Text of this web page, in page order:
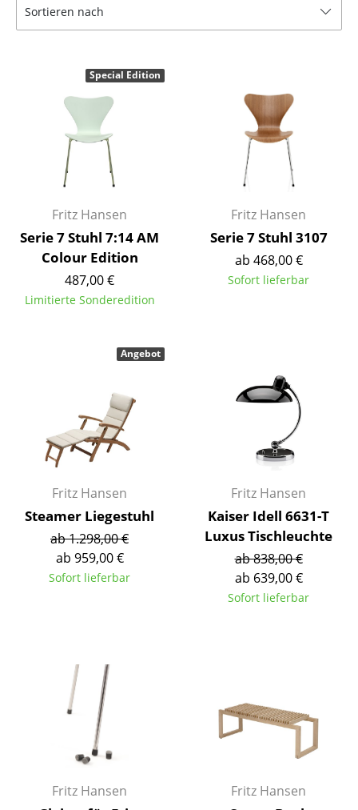
Garderoben
Kleinaufbewahrung
Einzelteile
... alle Aufbewahrungsmöbel
Licht
Hängeleuchten & Deckenleuchten
Tischleuchten
Stehleuchten & Leseleuchten
Wandleuchten
Outdoor-Leuchten
... alle Leuchten
Betten
Doppelbetten
Kinderbetten
Nachttische & Bettzubehör
... alle Betten
Sortieren nach
Fritz Hansen
Serie 7 Stuhl 7:14 AM
Colour Edition
487,00 €
Limitierte Sonderedition
Special Edition
Fritz Hansen
Serie 7 Stuhl 3107
ab 468,00 €
Sofort lieferbar
Fritz Hansen
Steamer Liegestuhl
ab 1.298,00 €
ab 959,00 €
Sofort lieferbar
Angebot
Fritz Hansen
Kaiser Idell 6631-T
Luxus Tischleuchte
ab 838,00 €
ab 639,00 €
Sofort lieferbar
Fritz Hansen Fritz Hansen